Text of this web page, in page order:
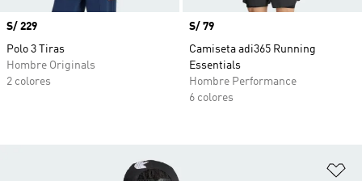
Precio
S/ 229
Polo 3 Tiras
Hombre Originals
2 colores
Precio
S/ 79
Camiseta adi365 Running
Essentials
Hombre Performance
6 colores